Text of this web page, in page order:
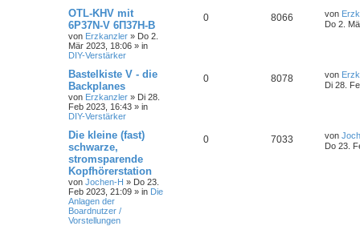
OTL-KHV mit
6P37N-V 6П37Н-В
von Erzkanzler » Do 2.
Mär 2023, 18:06 » in
DIY-Verstärker
0 8066 von
Do 2.
Bastelkiste V - die
Backplanes
von Erzkanzler » Di 28.
Feb 2023, 16:43 » in
DIY-Verstärker
0 8078 von
Di 28.
Die kleine (fast)
schwarze,
stromsparende
Kopfhörerstation
von Jochen-H » Do 23.
Feb 2023, 21:09 » in Die
Anlagen der
Boardnutzer /
Vorstellungen
0 7033 von
Do 23.